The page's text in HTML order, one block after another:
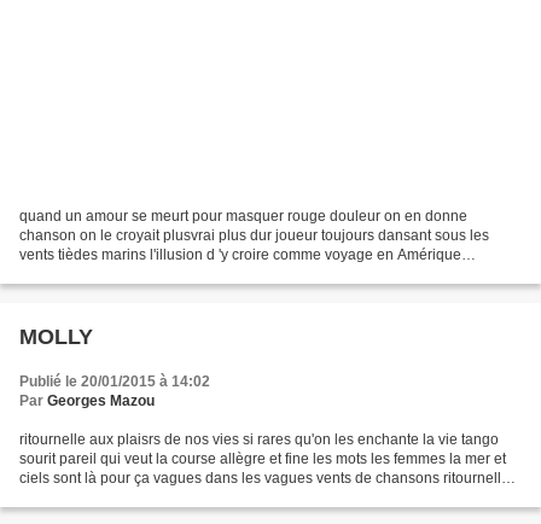
quand un amour se meurt pour masquer rouge douleur on en donne
chanson on le croyait plusvrai plus dur joueur toujours dansant sous les
vents tièdes marins l'illusion d 'y croire comme voyage en Amérique
MOLLY
Publié le 20/01/2015 à 14:02
Par Georges Mazou
ritournelle aux plaisrs de nos vies si rares qu'on les enchante la vie tango
sourit pareil qui veut la course allègre et fine les mots les femmes la mer et
ciels sont là pour ça vagues dans les vagues vents de chansons ritournelles